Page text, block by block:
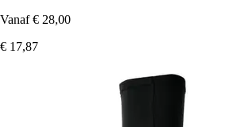
Vanaf € 28,00
€ 17,87